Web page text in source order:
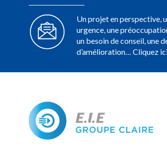
Un projet en perspective,
urgence, une
un besoin de conseil, une
d’amélioration… Cliquez